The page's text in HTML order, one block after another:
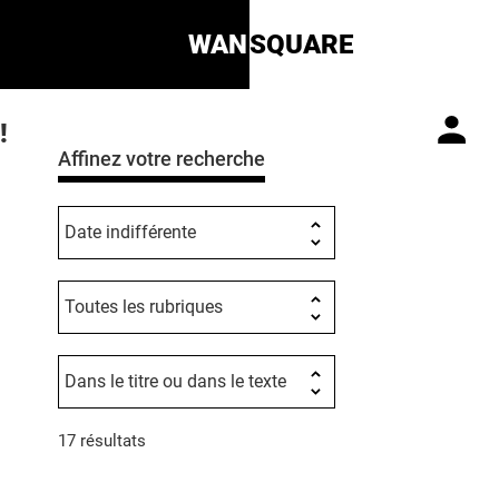
WANSQUARE
!
Affinez votre recherche
17 résultats